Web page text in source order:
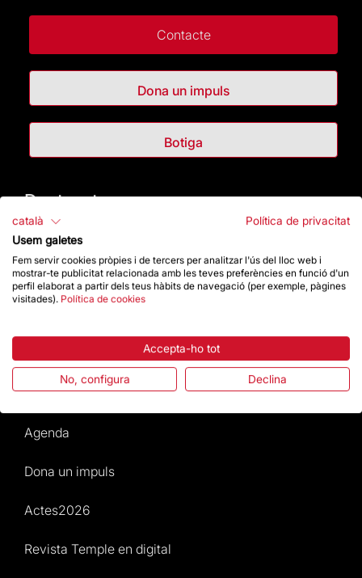
Contacte
Dona un impuls
Botiga
Destacats
La Fundació
Preguntes freqüents
Normativa i condicions de compra
Notícies i Actualitat
Agenda
Dona un impuls
Actes2026
Revista Temple en digital
català
Política de privacitat
Usem galetes
Fem servir cookies pròpies i de tercers per analitzar l'ús del lloc web i
mostrar-te publicitat relacionada amb les teves preferències en funció d'un
perfil elaborat a partir dels teus hàbits de navegació (per exemple, pàgines
visitades). Política de cookies
Accepta-ho tot
No, configura Declina